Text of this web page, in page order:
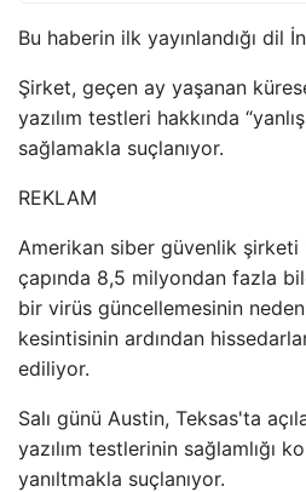
Bu haberin ilk yayınlandığı dil
Şirket, geçen ay yaşanan
yazılım testleri hakkında
sağlamakla suçlanıyor.
REKLAM
Amerikan siber güvenlik
çapında 8,5 milyondan fazla
bir virüs güncellemesinin
kesintisinin ardından
ediliyor.
Salı günü Austin, Teksas'ta
yazılım testlerinin sağlamlığı
yanıltmakla suçlanıyor.